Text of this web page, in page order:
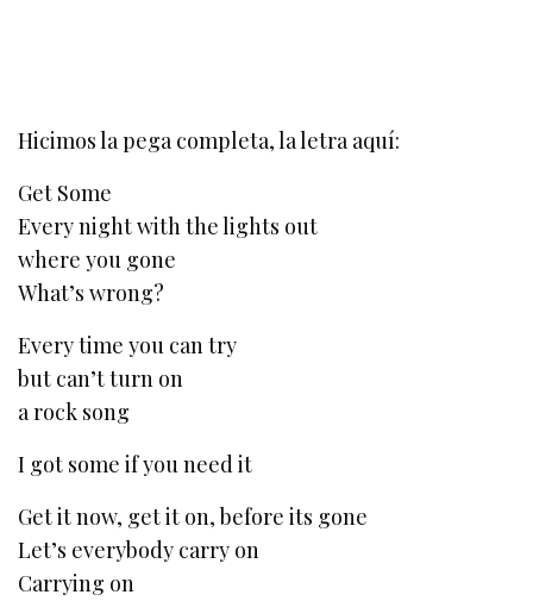
Hicimos la pega completa, la letra aquí:
Get Some
Every night with the lights out
where you gone
What’s wrong?
Every time you can try
but can’t turn on
a rock song
I got some if you need it
Get it now, get it on, before its gone
Let’s everybody carry on
Carrying on